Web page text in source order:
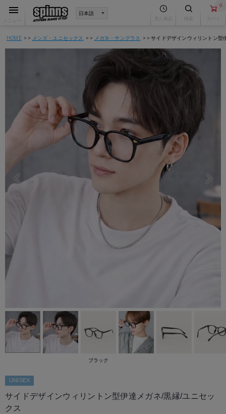
0
HOME メンズ・ユニセックス メガネ・サングラス サイドデザインウィリントン
UNISEX
サイドデザインウィリントン型伊達メガネ/黒縁/ユニセッ
クス
ブラック